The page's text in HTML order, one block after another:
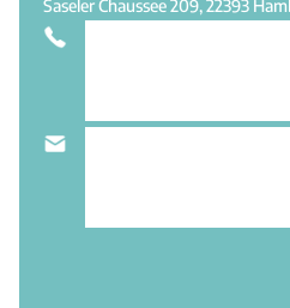
Saseler Chaussee 209, 22393